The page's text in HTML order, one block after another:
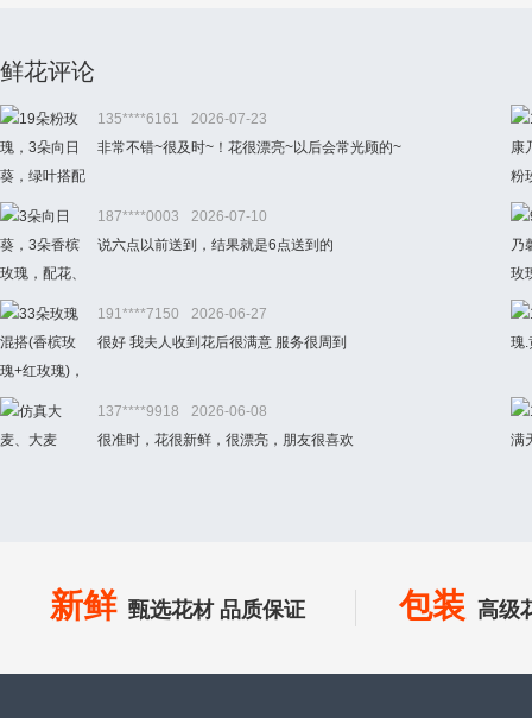
鲜花评论
135****6161
2026-07-23
非常不错~很及时~！花很漂亮~以后会常光顾的~
187****0003
2026-07-10
说六点以前送到，结果就是6点送到的
191****7150
2026-06-27
很好 我夫人收到花后很满意 服务很周到
137****9918
2026-06-08
很准时，花很新鲜，很漂亮，朋友很喜欢
新鲜 甄选花材 品质保证 包装 高级